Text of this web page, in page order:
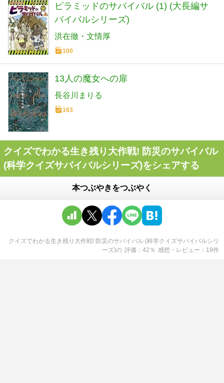
ピラミッドのサバイバル (1) (大長編サ
バイバルシリーズ)
洪在徹・文情厚
100
13人の魔女への扉
長谷川まりる
163
クイズでわかる生き残り大作戦! 防災のサバイバル
(科学クイズサバイバルシリーズ)をシェアする
本つぶやきをつぶやく
クイズでわかる生き残り大作戦! 防災のサバイバル (科学クイズサバイバルシリ
ーズ)の 評価 42 ％ 感想・レビュー 19件